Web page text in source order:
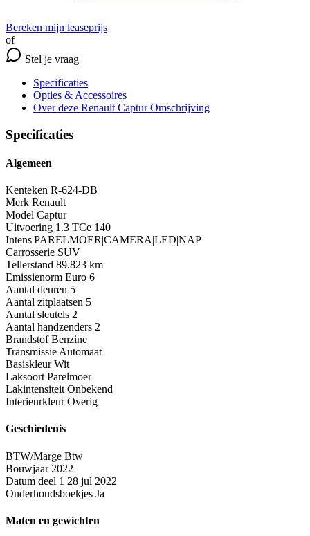
Bereken mijn leaseprijs
of
Stel je vraag
Specificaties
Opties & Accessoires
Over deze Renault Captur Omschrijving
Specificaties
Algemeen
Kenteken R-624-DB
Merk Renault
Model Captur
Uitvoering 1.3 TCe 140
Intens|PARELMOER|CAMERA|LED|NAP
Carrosserie SUV
Tellerstand 89.823 km
Emissienorm Euro 6
Aantal deuren 5
Aantal zitplaatsen 5
Aantal sleutels 2
Aantal handzenders 2
Brandstof Benzine
Transmissie Automaat
Basiskleur Wit
Laksoort Parelmoer
Lakintensiteit Onbekend
Interieurkleur Overig
Geschiedenis
BTW/Marge Btw
Bouwjaar 2022
Datum deel 1 28 jul 2022
Onderhoudsboekjes Ja
Maten en gewichten